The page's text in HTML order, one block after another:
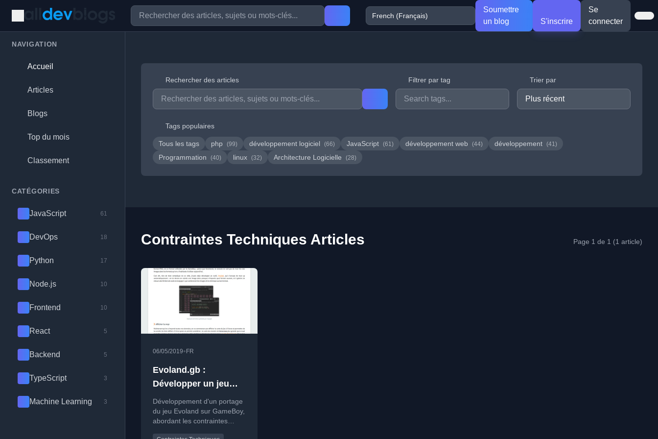
Soumettre
un blog
S'inscrire
Se
connecter
NAVIGATION
Accueil
Articles
Blogs
Top du mois
Classement
CATÉGORIES
JavaScript 61
DevOps 18
Python 17
Node.js 10
Frontend 10
React 5
Backend 5
TypeScript 3
Machine Learning 3
Rechercher des articles Filtrer par tag Trier par
Tags populaires
Tous les tags php (99) développement logiciel (66) JavaScript (61) développement web (44) développement (41)
Programmation (40) linux (32) Architecture Logicielle (28)
Contraintes Techniques Articles Page 1 de 1 (1 article)
06/05/2019• FR
Evoland.gb :
Développer un jeu
GameBoy en 2019
(PARTIE 1)
Développement d'un portage
du jeu Evoland sur GameBoy,
abordant les contraintes